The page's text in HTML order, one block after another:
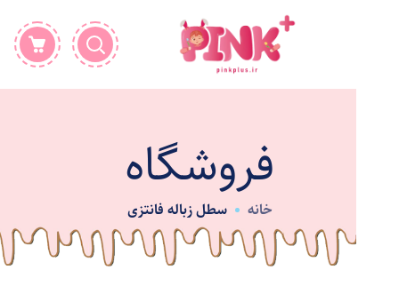
فروشگاه
خانه سطل زباله فانتزی